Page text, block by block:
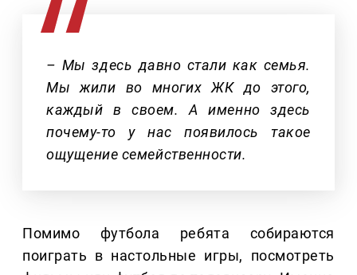
– Мы здесь давно стали как семья.
Мы жили во многих ЖК до этого,
каждый в своем. А именно здесь
почему-то у нас появилось такое
ощущение семейственности.
Помимо футбола ребята собираются
поиграть в настольные игры, посмотреть